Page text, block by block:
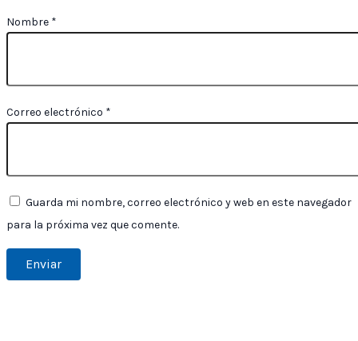
Nombre *
Correo electrónico *
Guarda mi nombre, correo electrónico y web en este navegador
para la próxima vez que comente.